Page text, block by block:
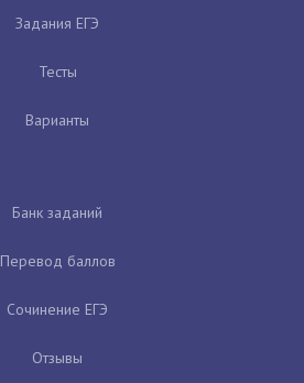
Задания ЕГЭ
Тесты
Варианты
Банк заданий
Перевод баллов
Сочинение ЕГЭ
Отзывы